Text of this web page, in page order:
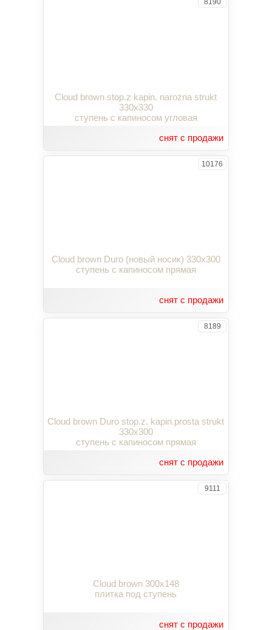
Cloud brown stop.z kapin. narozna strukt
330x330
ступень с капиносом угловая
снят с продажи
10176
Cloud brown Duro (новый носик) 330x300
ступень с капиносом прямая
снят с продажи
8189
Cloud brown Duro stop.z. kapin.prosta strukt
330x300
ступень с капиносом прямая
снят с продажи
9111
Cloud brown 300x148
плитка под ступень
снят с продажи